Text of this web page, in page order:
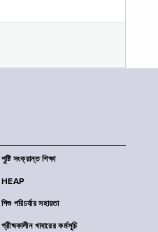
পুষ্টি সংক্রান্ত শিক্ষা
HEAP
শিশু পরিচর্যার সহায়তা
গ্রীষ্মকালীন খাবারের কর্মসূচি